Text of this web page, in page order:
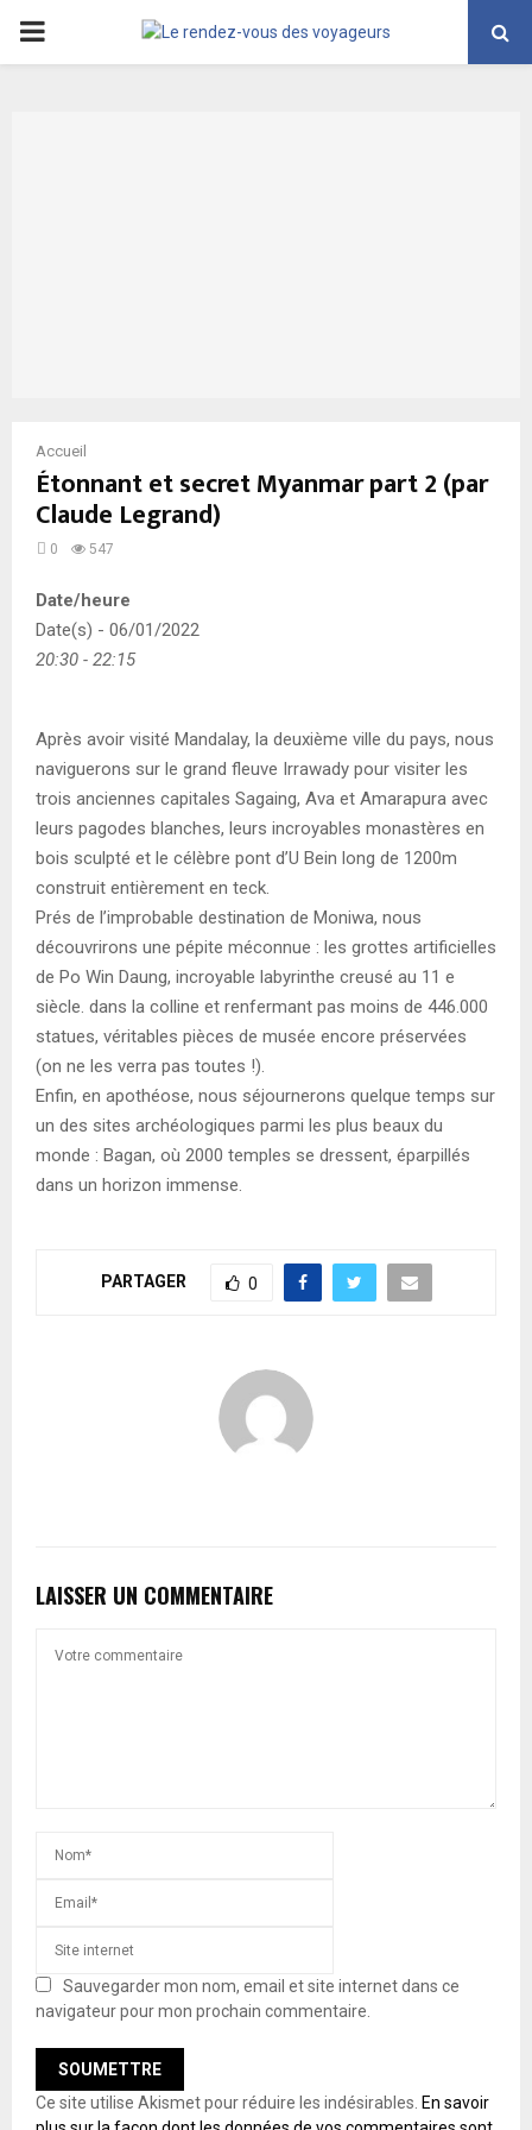
PRIMARY
Accueil
Étonnant et secret Myanmar part 2 (par
Claude Legrand)
0 547
Date/heure
Date(s) - 06/01/2022
20:30 - 22:15
Après avoir visité Mandalay, la deuxième ville du pays, nous
naviguerons sur le grand fleuve Irrawady pour visiter les
trois anciennes capitales Sagaing, Ava et Amarapura avec
leurs pagodes blanches, leurs incroyables monastères en
bois sculpté et le célèbre pont d’U Bein long de 1200m
construit entièrement en teck.
Prés de l’improbable destination de Moniwa, nous
découvrirons une pépite méconnue : les grottes artificielles
de Po Win Daung, incroyable labyrinthe creusé au 11 e
siècle. dans la colline et renfermant pas moins de 446.000
statues, véritables pièces de musée encore préservées
(on ne les verra pas toutes !).
Enfin, en apothéose, nous séjournerons quelque temps sur
un des sites archéologiques parmi les plus beaux du
monde : Bagan, où 2000 temples se dressent, éparpillés
dans un horizon immense.
PARTAGER 0
LAISSER UN COMMENTAIRE
Sauvegarder mon nom, email et site internet dans ce
navigateur pour mon prochain commentaire.
Ce site utilise Akismet pour réduire les indésirables. En savoir